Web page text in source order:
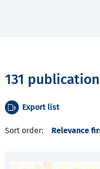
131
Export list
Sort order: